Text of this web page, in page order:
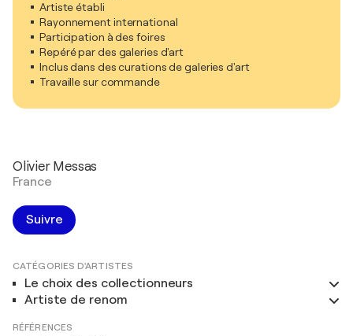
Artiste établi
Rayonnement international
Participation à des foires
Repéré par des galeries d'art
Inclus dans des curations de galeries d'art
Travaille sur commande
Olivier Messas
France
Suivre
CATÉGORIES D'ARTISTES
Le choix des collectionneurs
Artiste de renom
RÉFÉRENCES